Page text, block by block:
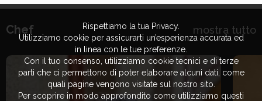
Chef mostra tutto
Rispettiamo la tua Privacy.
Utilizziamo cookie per assicurarti un’esperienza accurata ed
in linea con le tue preferenze.
Con il tuo consenso, utilizziamo cookie tecnici e di terze
parti che ci permettono di poter elaborare alcuni dati, come
quali pagine vengono visitate sul nostro sito.
Per scoprire in modo approfondito come utilizziamo questi